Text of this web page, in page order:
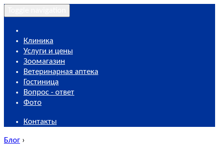
Клиника
Услуги и цены
Зоомагазин
Ветеринарная аптека
Гостиница
Вопрос - ответ
Фото
Контакты
Блог ›